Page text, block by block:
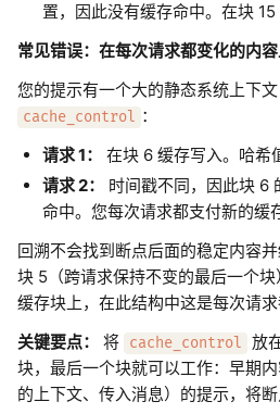
置，因此没有缓存命中。在块
常见错误：在每次请求都变化的内
您的提示有一个大的静态系统上下
cache_control ：
请求 1：
在块 6 缓存写入。哈希
请求 2：
时间戳不同，因此块 6
命中。您每次请求都支付新的缓
回溯不会找到断点后面的稳定内容
块 5（跨请求保持不变的最后一个
缓存块上，在此结构中这是每次请
关键要点：
将 cache_control
放
块，最后一个块就可以工作：早期
的上下文、传入消息）的提示，将